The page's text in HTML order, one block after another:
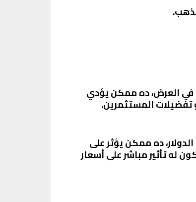
في العرض، ده ممكن يؤدي
تفضيلات المستثمرين.
ده ممكن يؤثر على
له تأثير مباشر على أسعار